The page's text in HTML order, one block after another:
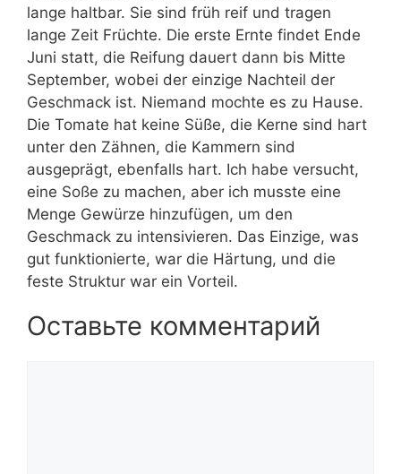
lange haltbar. Sie sind früh reif und tragen
lange Zeit Früchte. Die erste Ernte findet Ende
Juni statt, die Reifung dauert dann bis Mitte
September, wobei der einzige Nachteil der
Geschmack ist. Niemand mochte es zu Hause.
Die Tomate hat keine Süße, die Kerne sind hart
unter den Zähnen, die Kammern sind
ausgeprägt, ebenfalls hart. Ich habe versucht,
eine Soße zu machen, aber ich musste eine
Menge Gewürze hinzufügen, um den
Geschmack zu intensivieren. Das Einzige, was
gut funktionierte, war die Härtung, und die
feste Struktur war ein Vorteil.
Оставьте комментарий